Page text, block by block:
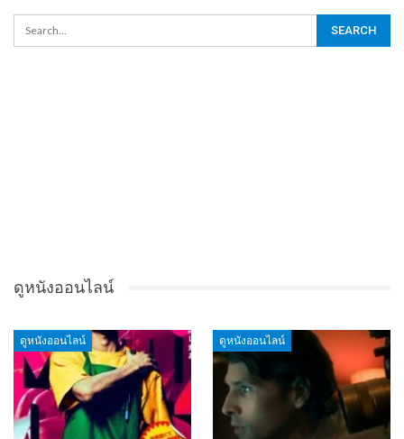
ดูหนังออนไลน์
ดูหนังออนไลน์ ดูหนังออนไลน์